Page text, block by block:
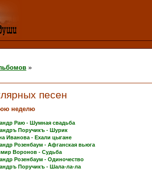
»
песен
неделю
Раю - Шумная свадьба
Поручикъ - Шурик
Иванова - Ехали цыгане
Розенбаум - Афганская вьюга
Воронов - Судьба
Розенбаум - Одиночество
Поручикъ - Шала-ла-ла